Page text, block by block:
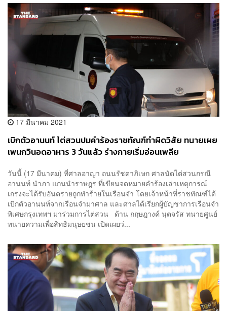
17 มีนาคม 2021
เบิกตัวอานนท์ ไต่สวนปมคำร้องราชทัณฑ์ทำผิดวิสัย ทนายเผย
เพนกวินอดอาหาร 3 วันแล้ว ร่างกายเริ่มอ่อนเพลีย
วันนี้ (17 มีนาคม) ที่ศาลอาญา ถนนรัชดาภิเษก ศาลนัดไต่สวนกรณี
อานนท์ นำภา แกนนำราษฎร ที่เขียนจดหมายคำร้องเล่าเหตุการณ์
เกรงจะได้รับอันตรายถูกทำร้ายในเรือนจำ โดยเจ้าหน้าที่ราชทัณฑ์ได้
เบิกตัวอานนท์จากเรือนจำมาศาล และศาลได้เรียกผู้บัญชาการเรือนจำ
พิเศษกรุงเทพฯ มาร่วมการไต่สวน ด้าน กฤษฎางค์ นุตจรัส ทนายศูนย์
ทนายความเพื่อสิทธิมนุษยชน เปิดเผยว่...